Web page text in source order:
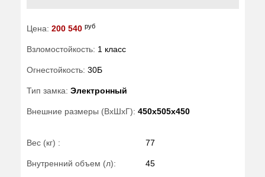
Цена: 200 540 руб
Взломостойкость: 1 класс
Огнестойкость: 30Б
Тип замка: Электронный
Внешние размеры (ВхШхГ): 450x505x450
Вес (кг) : 77
Внутренний объем (л): 45